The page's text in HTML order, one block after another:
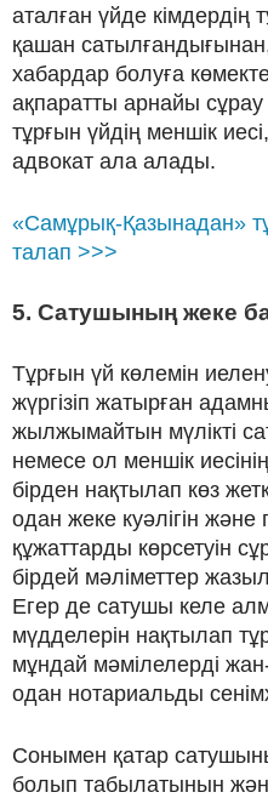
аталған үйде кімдердің
қашан сатылғандығынан,
хабардар болуға
ақпаратты арнайы
тұрғын үйдің меншік
адвокат ала алады.
«Самұрық-Қазынадан»
талап >>>
5. Сатушының жеке
Тұрғын үй көлемін
жүргізіп жатырған
жылжымайтын мүлікті
немесе ол меншік иесінің
бірден нақтылап көз
одан жеке куәлігін және
құжаттарды көрсетуін
бірдей мәліметтер
Егер де сатушы келе
мүдделерін нақтылап
мұндай мәмілелерді
одан нотариальды
Сонымен қатар
болып табылатынын